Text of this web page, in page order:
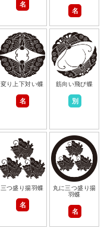
名
名
変り上下対い蝶
名
筋向い飛び蝶
別
三つ盛り揚羽蝶
名
丸に三つ盛り揚
羽蝶
名